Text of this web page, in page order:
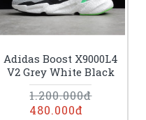
Adidas Boost X9000L4
V2 Grey White Black
480.000đ
1.200.000đ